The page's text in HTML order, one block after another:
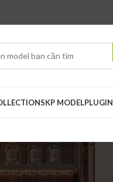
SKP MODELPLUGIN